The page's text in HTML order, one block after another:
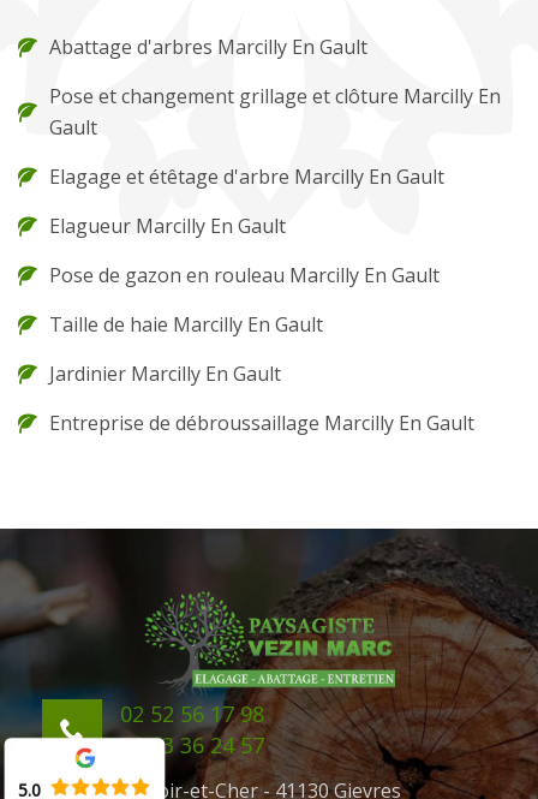
Abattage d'arbres Marcilly En Gault
Pose et changement grillage et clôture Marcilly En
Gault
Elagage et étêtage d'arbre Marcilly En Gault
Elagueur Marcilly En Gault
Pose de gazon en rouleau Marcilly En Gault
Taille de haie Marcilly En Gault
Jardinier Marcilly En Gault
Entreprise de débroussaillage Marcilly En Gault
02 52 56 17 98
06 43 36 24 57
41 Loir-et-Cher - 41130 Gievres
5.0